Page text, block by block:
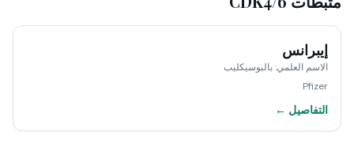
إيبرانس
الاسم العلمي:بالبوسيكليب
Pfizer
التفاصيل ←